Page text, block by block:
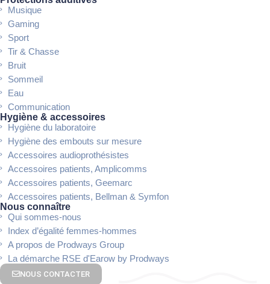
Musique
Gaming
Sport
Tir & Chasse
Bruit
Sommeil
Eau
Communication
Hygiène & accessoires
Hygiène du laboratoire
Hygiène des embouts sur mesure
Accessoires audioprothésistes
Accessoires patients, Amplicomms
Accessoires patients, Geemarc
Accessoires patients, Bellman & Symfon
Nous connaître
Qui sommes-nous
Index d’égalité femmes-hommes
A propos de Prodways Group
La démarche RSE d'Earow by Prodways
NOUS CONTACTER